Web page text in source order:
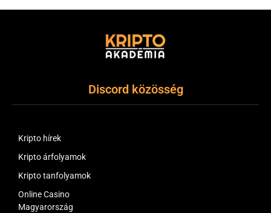
Discord közösség
Kripto hírek
Kripto árfolyamok
Kripto tanfolyamok
Online Casino
Magyarország